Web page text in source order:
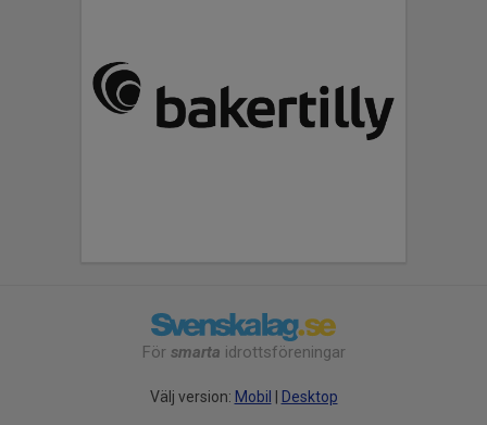
För smarta idrottsföreningar
Välj version: Mobil Desktop